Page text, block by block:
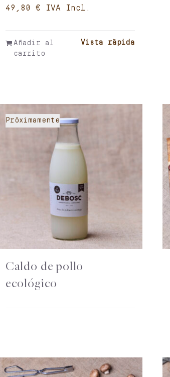
€
Añadir al
carrito
Vista ràpida
Próximamente
Caldo de pollo
ecológico